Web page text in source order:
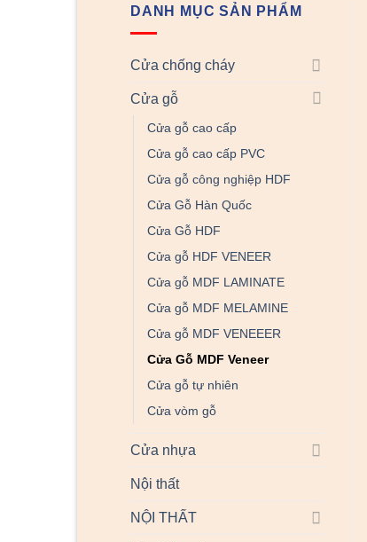
DANH MỤC SẢN PHẨM
Cửa chống cháy
Cửa gỗ
Cửa gỗ cao cấp
Cửa gỗ cao cấp PVC
Cửa gỗ công nghiệp HDF
Cửa Gỗ Hàn Quốc
Cửa Gỗ HDF
Cửa gỗ HDF VENEER
Cửa gỗ MDF LAMINATE
Cửa gỗ MDF MELAMINE
Cửa gỗ MDF VENEEER
Cửa Gỗ MDF Veneer
Cửa gỗ tự nhiên
Cửa vòm gỗ
Cửa nhựa
Nội thất
NỘI THẤT